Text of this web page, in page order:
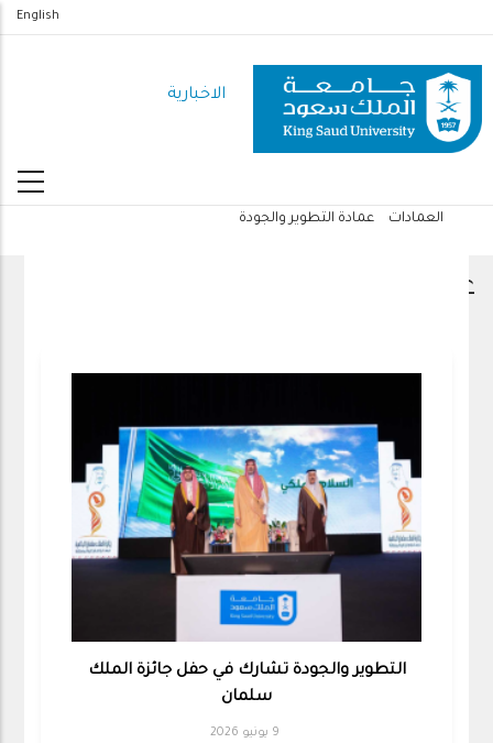
المحتوى
الرئيسي
English
الاخبارية
العمادات عمادة التطوير والجودة
عمادة التطوير والجودة
التطوير والجودة تشارك في حفل جائزة الملك
سلمان
9 يونيو 2026